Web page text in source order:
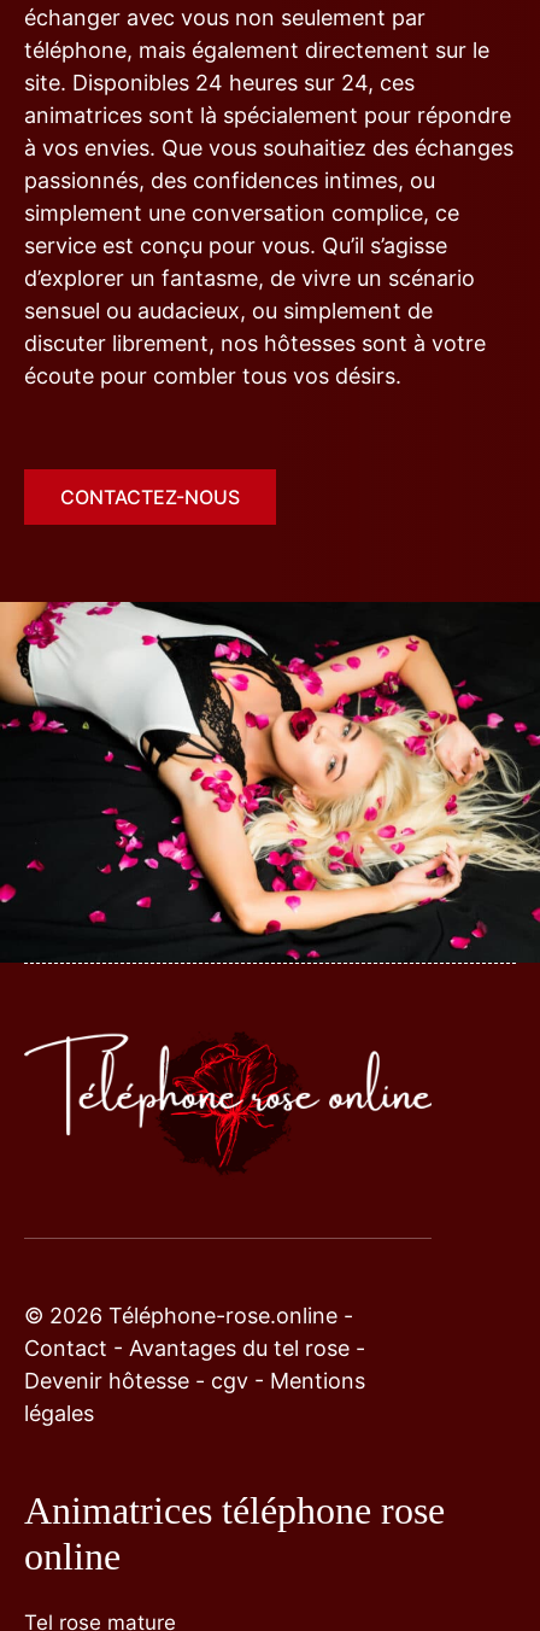
échanger avec vous non seulement par
téléphone, mais également directement sur le
site. Disponibles 24 heures sur 24, ces
animatrices sont là spécialement pour répondre
à vos envies. Que vous souhaitiez des échanges
passionnés, des confidences intimes, ou
simplement une conversation complice, ce
service est conçu pour vous. Qu’il s’agisse
d’explorer un fantasme, de vivre un scénario
sensuel ou audacieux, ou simplement de
discuter librement, nos hôtesses sont à votre
écoute pour combler tous vos désirs.
CONTACTEZ-NOUS
© 2026 Téléphone-rose.online -
Contact - Avantages du tel rose -
Devenir hôtesse - cgv - Mentions
légales
Animatrices téléphone rose
online
Tel rose mature